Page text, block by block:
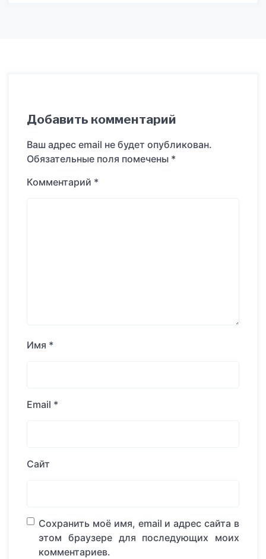
Добавить комментарий
Ваш адрес email не будет опубликован.
Обязательные поля помечены *
Комментарий *
Имя *
Email *
Сайт
Сохранить моё имя, email и адрес сайта в
этом браузере для последующих моих
комментариев.